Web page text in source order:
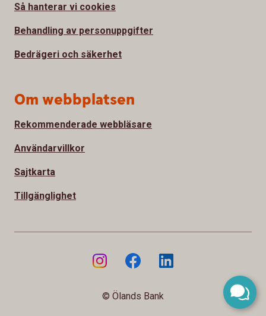
Så hanterar vi cookies
Behandling av personuppgifter
Bedrägeri och säkerhet
Om webbplatsen
Rekommenderade webbläsare
Användarvillkor
Sajtkarta
Tillgänglighet
© Ölands Bank